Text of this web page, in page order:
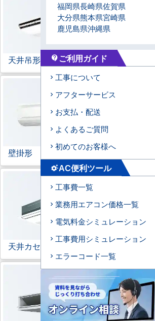
天井吊形 床置形
壁掛形 天井カ
天井カセット形 1方向 ビルト
福岡県長崎県佐賀県
大分県熊本県宮崎県
鹿児島県沖縄県
contact_support ご利用ガイド
工事について
アフターサービス
お支払・配送
よくあるご質問
初めてのお客様へ
settings_suggestAC便利ツール
工事費一覧
業務用エアコン価格一覧
電気料金シミュレーション
工事費用シミュレーション
エラーコード一覧